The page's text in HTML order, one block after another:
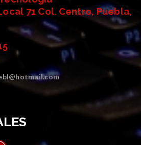
71 Col. Centro, Puebla,